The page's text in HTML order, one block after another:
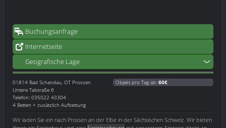
Buchungsanfrage
Internetseite
Geografische Lage
01814 Bad Schandau, OT Prossen
Untere Talstraße 6
Telefon: 035022 43304
4 Betten + zusätzlich Aufbettung
Objekt pro Tag ab: 60€
Wir laden Sie ein nach Prossen an der Elbe in der Sächsischen Schweiz. Wir bieten